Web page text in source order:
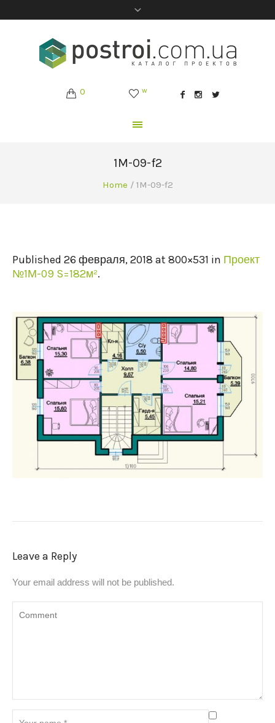
0 w
1M-09-f2
Home / 1M-09-f2
Published 26 февраля, 2018 at 800×531 in Проект
№1М-09 S=182м².
Leave a Reply
Your email address will not be published.